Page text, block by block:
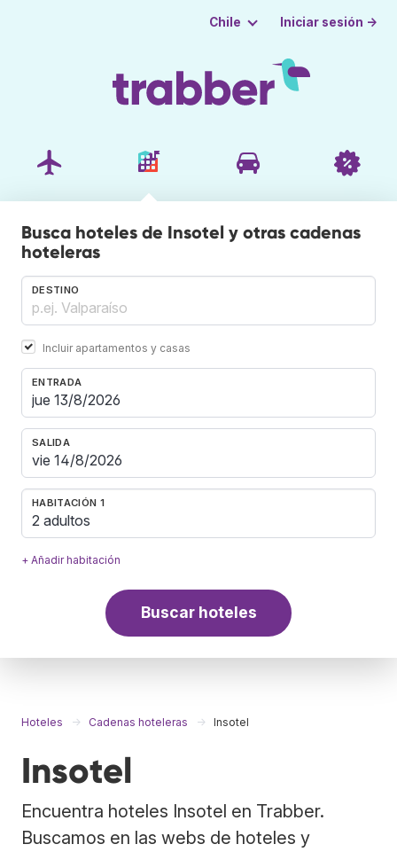
Chile Iniciar sesión →
Busca hoteles de Insotel y otras cadenas
hoteleras
DESTINO
Incluir apartamentos y casas
ENTRADA
SALIDA
HABITACIÓN 1
2 adultos
+ Añadir habitación
Buscar hoteles
Hoteles Cadenas hoteleras Insotel
Insotel
Encuentra hoteles Insotel en Trabber.
Buscamos en las webs de hoteles y